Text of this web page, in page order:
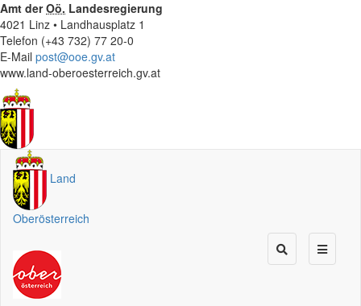
Amt derOö. Landesregierung
4021 Linz • Landhausplatz 1
Telefon (+43 732) 77 20-0
E-Mail post@ooe.gv.at
www.land-oberoesterreich.gv.at
Land
Oberösterreich